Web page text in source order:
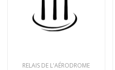
RELAIS DE L'AÉRODROME